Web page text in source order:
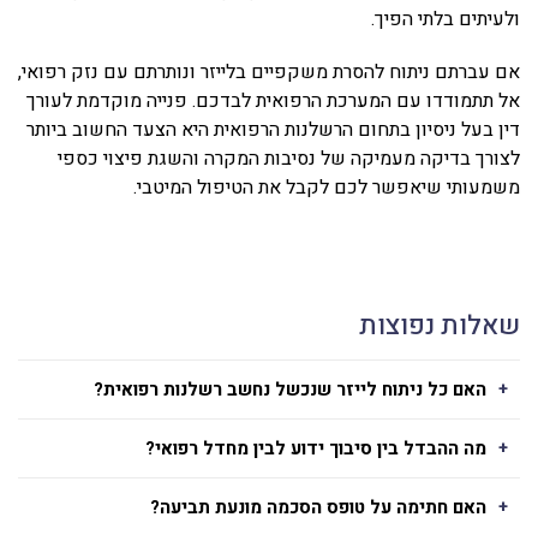
ולעיתים בלתי הפיך.
אם עברתם ניתוח להסרת משקפיים בלייזר ונותרתם עם נזק רפואי,
אל תתמודדו עם המערכת הרפואית לבדכם. פנייה מוקדמת לעורך
דין בעל ניסיון בתחום הרשלנות הרפואית היא הצעד החשוב ביותר
לצורך בדיקה מעמיקה של נסיבות המקרה והשגת פיצוי כספי
משמעותי שיאפשר לכם לקבל את הטיפול המיטבי.
שאלות נפוצות
האם כל ניתוח לייזר שנכשל נחשב רשלנות רפואית?
מה ההבדל בין סיבוך ידוע לבין מחדל רפואי?
האם חתימה על טופס הסכמה מונעת תביעה?